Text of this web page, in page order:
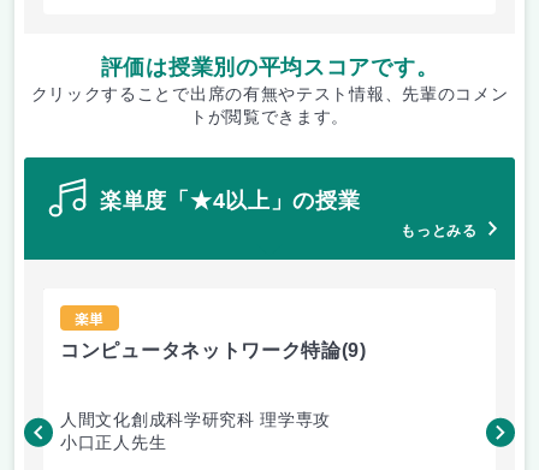
評価は授業別の平均スコアです。
クリックすることで出席の有無やテスト情報、先輩のコメン
トが閲覧できます。
楽単度「★4以上」の授業
もっとみる
楽単
コンピュータネットワーク特論(9)
人間文化創成科学研究科 理学専攻
小口正人先生
森